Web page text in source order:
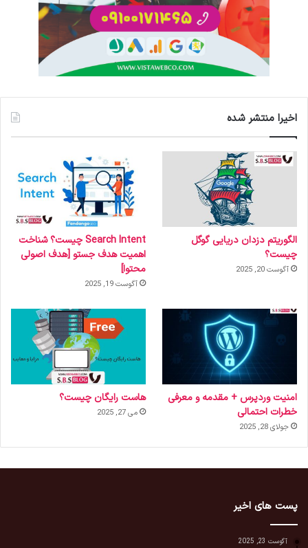
اخیرا منتشر شده
الگوریتم دزدان دریایی گوگل
چیست؟
آگوست 20, 2025
Search Intent چیست؟ شناخت
اهمیت هدف جستو [هدف اصولی
محتوا]
آگوست 19, 2025
امنیت وردپرس + مقدمه و معرفی
خطرات احتمالی
جولای 28, 2025
هاست رایگان چیست؟
می 27, 2025
پست های اخیر
آگوست 23, 2025